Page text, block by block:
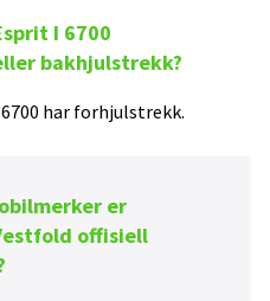
I 6700
bakhjulstrekk?
har forhjulstrekk.
er
offisiell